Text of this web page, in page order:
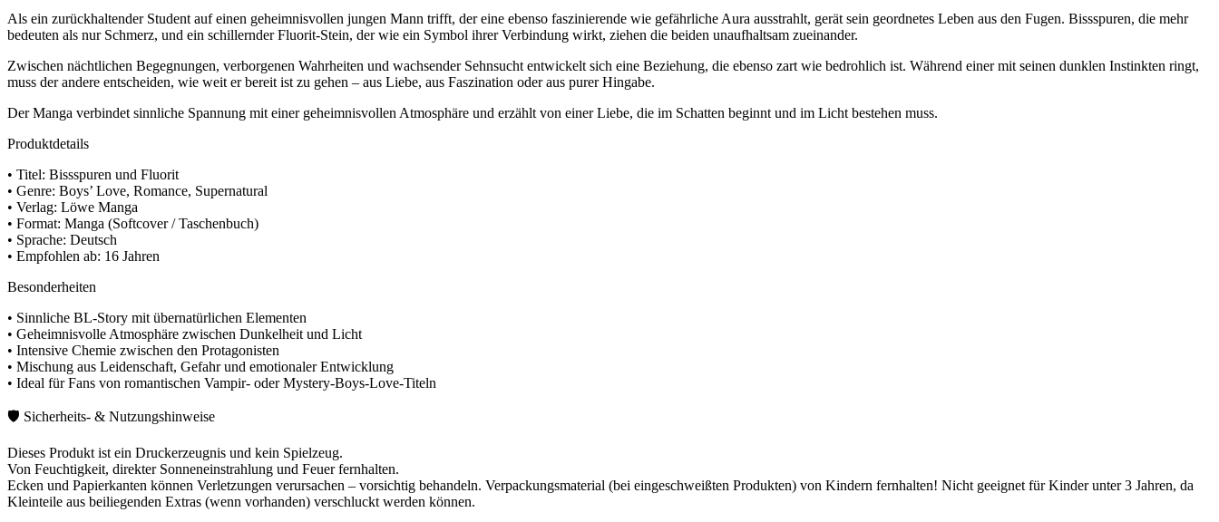
Als ein zurückhaltender Student auf einen geheimnisvollen jungen Mann trifft, der eine ebenso faszinierende wie gefährliche Aura ausstrahlt, gerät sein geordnetes Leben aus den Fugen. Bissspuren, die mehr
bedeuten als nur Schmerz, und ein schillernder Fluorit-Stein, der wie ein Symbol ihrer Verbindung wirkt, ziehen die beiden unaufhaltsam zueinander.
Zwischen nächtlichen Begegnungen, verborgenen Wahrheiten und wachsender Sehnsucht entwickelt sich eine Beziehung, die ebenso zart wie bedrohlich ist. Während einer mit seinen dunklen Instinkten ringt,
muss der andere entscheiden, wie weit er bereit ist zu gehen – aus Liebe, aus Faszination oder aus purer Hingabe.
Der Manga verbindet sinnliche Spannung mit einer geheimnisvollen Atmosphäre und erzählt von einer Liebe, die im Schatten beginnt und im Licht bestehen muss.
Produktdetails
• Titel: Bissspuren und Fluorit
• Genre: Boys’ Love, Romance, Supernatural
• Verlag: Löwe Manga
• Format: Manga (Softcover / Taschenbuch)
• Sprache: Deutsch
• Empfohlen ab: 16 Jahren
Besonderheiten
• Sinnliche BL-Story mit übernatürlichen Elementen
• Geheimnisvolle Atmosphäre zwischen Dunkelheit und Licht
• Intensive Chemie zwischen den Protagonisten
• Mischung aus Leidenschaft, Gefahr und emotionaler Entwicklung
• Ideal für Fans von romantischen Vampir- oder Mystery-Boys-Love-Titeln
🛡️ Sicherheits- & Nutzungshinweise
Dieses Produkt ist ein Druckerzeugnis und kein Spielzeug.
Von Feuchtigkeit, direkter Sonneneinstrahlung und Feuer fernhalten.
Ecken und Papierkanten können Verletzungen verursachen – vorsichtig behandeln. Verpackungsmaterial (bei eingeschweißten Produkten) von Kindern fernhalten! Nicht geeignet für Kinder unter 3 Jahren, da
Kleinteile aus beiliegenden Extras (wenn vorhanden) verschluckt werden können.